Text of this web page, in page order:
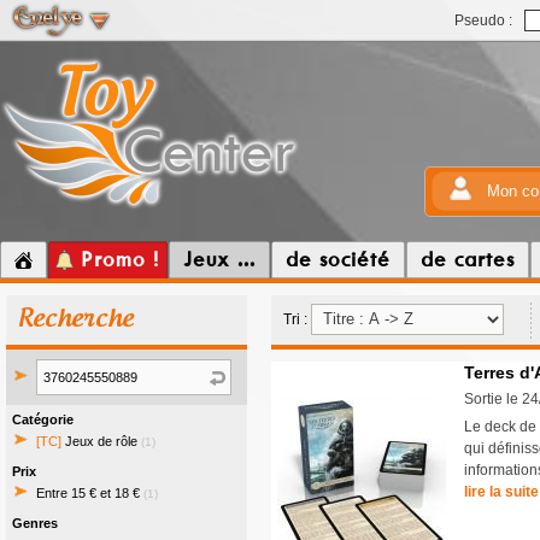
Pseudo :
Mon
Promo ! Jeux ... de société de cartes
Recherche
Catégorie
[TC] Jeux de rôle (1)
Prix
Entre 15 € et 18 € (1)
Genres
Tri :
Terres
Sortie le
Le deck
qui
lire la suite